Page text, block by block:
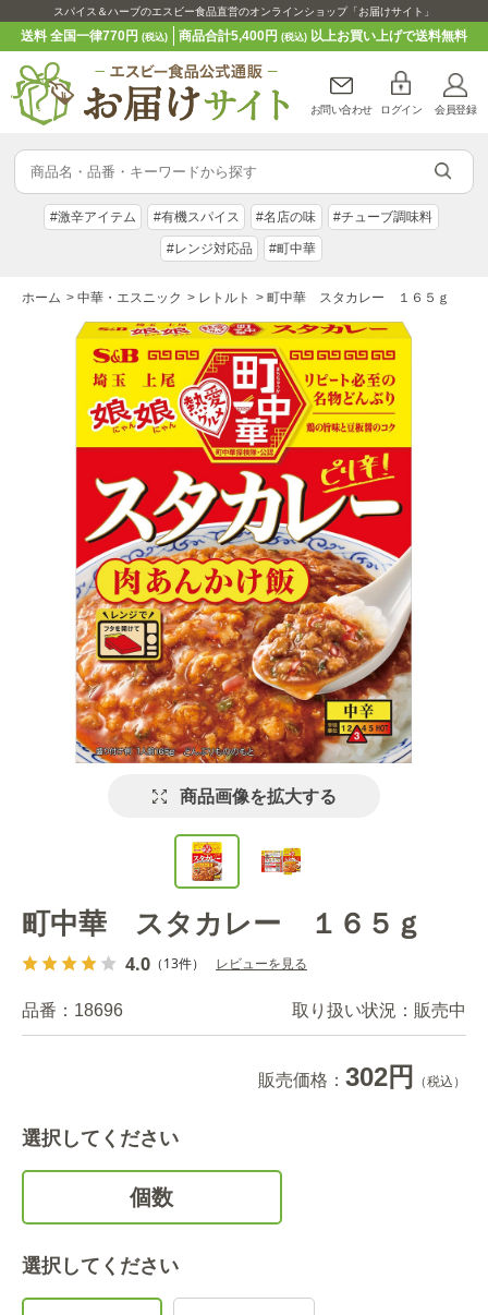
スパイス＆ハーブのエスビー食品直営のオンラインショップ「お届けサイト」
送料 全国一律770円(税込) 商品合計5,400円 (税込)以上お買い上げで送料無料
お問い合わせ ログイン 会員登録
#激辛アイテム #有機スパイス #名店の味 #チューブ調味料
#レンジ対応品 #町中華
ホーム > 中華・エスニック > レトルト > 町中華 スタカレー １６５ｇ
商品画像を拡大する
町中華 スタカレー １６５ｇ
4.0 （13件） レビューを見る
品番： 18696 取り扱い状況： 販売中
販売価格： 302円 （税込）
選択してください
個数
選択してください